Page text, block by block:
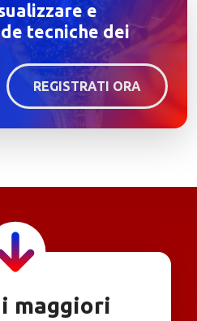
e
tecniche dei
REGISTRATI ORA
maggiori